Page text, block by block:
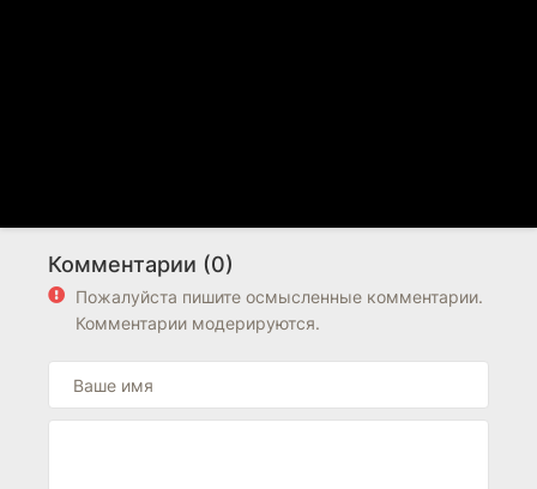
Комментарии (0)
Пожалуйста пишите осмысленные комментарии.
Комментарии модерируются.